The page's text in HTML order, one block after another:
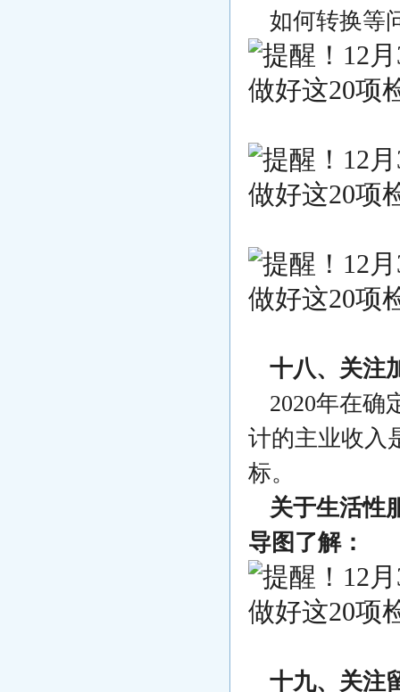
如何转换等
十八、关注
2020年在确
计的主业收入
标。
关于生活性
导图了解：
十九、关注